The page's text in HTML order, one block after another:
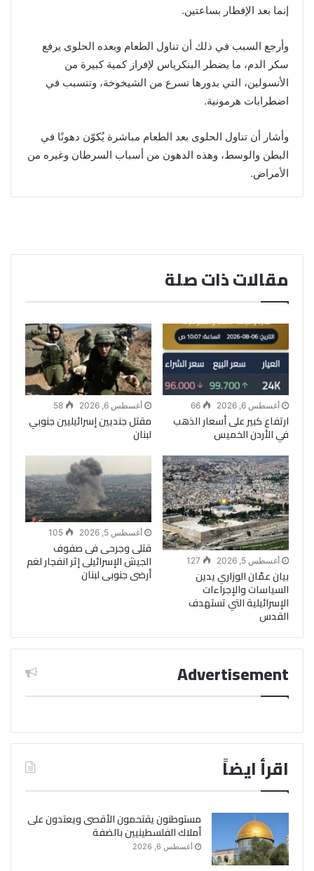
إنما بعد الإفطار بساعتين.
وأرجع السبب في ذلك أن تناول الطعام وبعده الحلوى يرفع
سكر الدم، ما يضطر البنكرياس لإفراز كمية كبيرة من
الأنسولين، التي بدورها تسرع من الشيخوخة، وتتسبب في
اضطرابات هرمونية.
وأشار أن تناول الحلوى بعد الطعام مباشرة يُكوّن دهونًا في
البطن والوسط، وهذه الدهون من أسباب السرطان وغيره من
الأمراض.
مقالات ذات صلة
أغسطس 6, 2026 66
ارتفاع كبير على أسعار الذهب
في الأردن الخميس
أغسطس 6, 2026 58
مقتل جنديين إسرائيليين جنوبي
لبنان
أغسطس 5, 2026 127
بيان عمّان الوزاري يدين
السياسات والإجراءات
الإسرائيلية التي تستهدف
القدس
أغسطس 5, 2026 105
قتلى وجرحى فى صفوف
الجيش الإسرائيلى إثر انفجار لغم
أرضى جنوبى لبنان
Advertisement
اقرأ ايضاً
مستوطنون يقتحمون الأقصى ويعتدون على
أملاك الفلسطينيين بالضفة
أغسطس 6, 2026